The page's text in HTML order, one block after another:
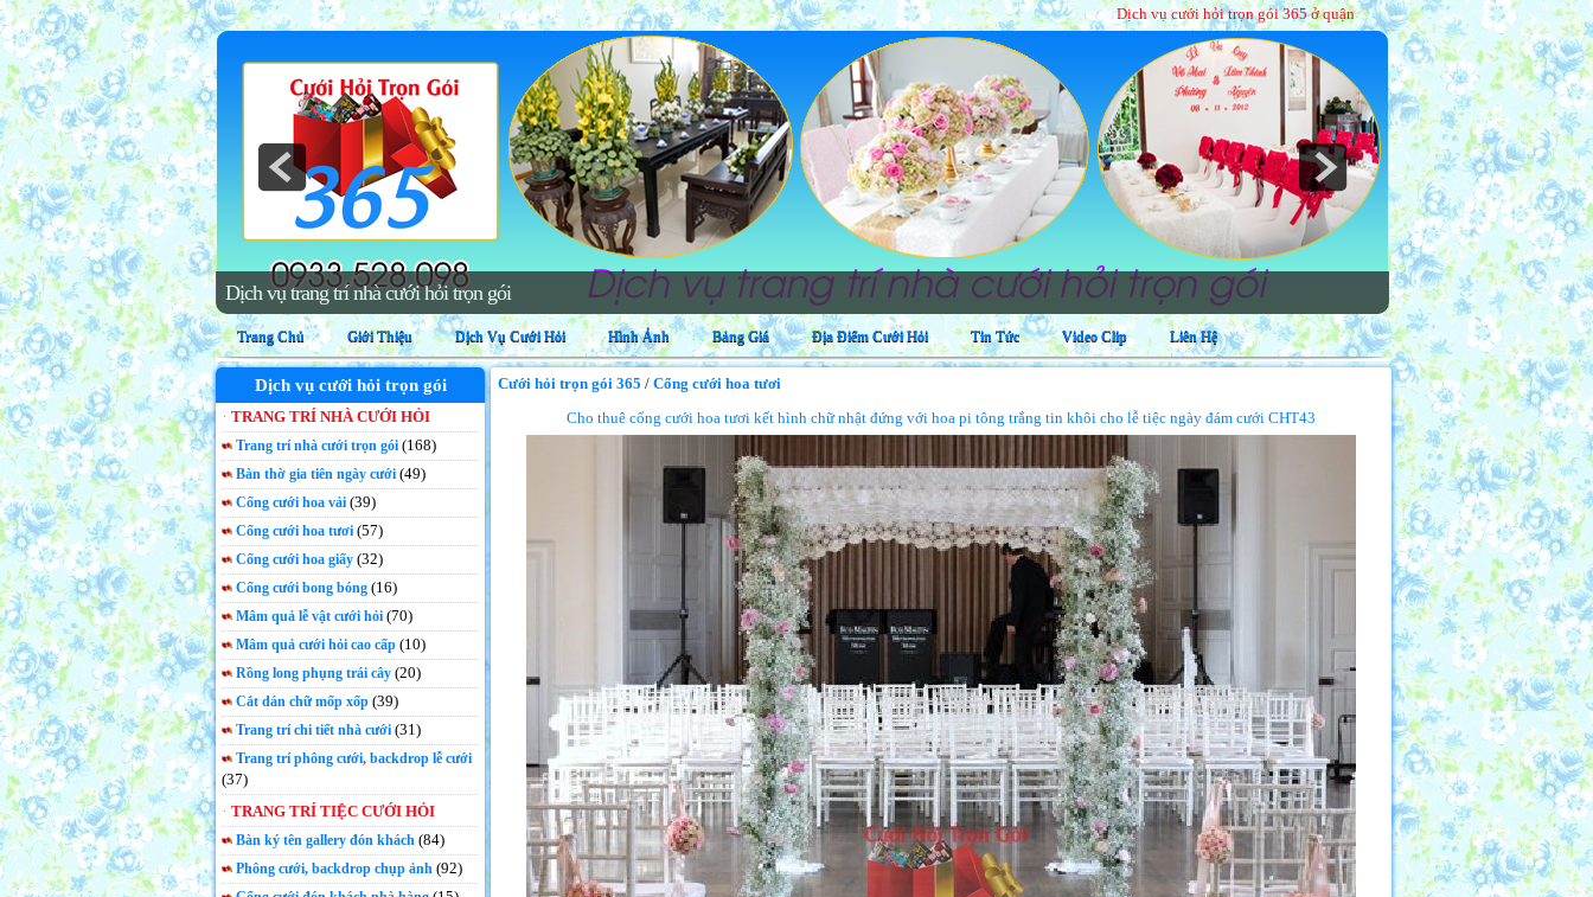
Dịch vụ cưới hỏi trọn gói 365 ở quận Gò Vấp|Địa chỉ 334/26 Lê Trọng Tấn, phường
Trang trí phông cưới, backdrop chụp hình trọn gói
Trang Chủ Giới Thiệu Dịch Vụ Cưới Hỏi Hình Ảnh Bảng Giá Địa Điểm Cưới Hỏi Tin Tức Video Clip Liên Hệ
Dịch vụ cưới hỏi trọn gói
TRANG TRÍ NHÀ CƯỚI HỎI
Trang trí nhà cưới trọn gói (168)
Bàn thờ gia tiên ngày cưới (49)
Cổng cưới hoa vải (39)
Cổng cưới hoa tươi (57)
Cổng cưới hoa giấy (32)
Cổng cưới bong bóng (16)
Mâm quả lễ vật cưới hỏi (70)
Mâm quả cưới hỏi cao cấp (10)
Rồng long phụng trái cây (20)
Cắt dán chữ mốp xốp (39)
Trang trí chi tiết nhà cưới (31)
Trang trí phông cưới, backdrop lễ cưới
(37)
TRANG TRÍ TIỆC CƯỚI HỎI
Bàn ký tên gallery đón khách (84)
Phông cưới, backdrop chụp ảnh (92)
Cưới hỏi trọn gói 365 / Cổng cưới hoa tươi
Cho thuê cổng cưới hoa tươi kết hình chữ nhật đứng với hoa pi tông trắng tin khôi cho lễ tiệc ngày đám cưới CHT43